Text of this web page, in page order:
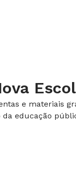
e materiais
educação